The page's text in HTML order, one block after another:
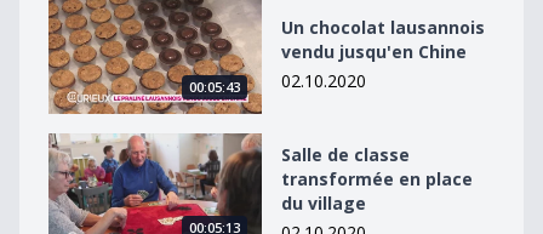
Un chocolat lausannois vendu jusqu&#039;en Chine
00:05:43
Un chocolat lausannois
vendu jusqu'en Chine
02.10.2020
Salle de classe transformée en place du village
00:05:13
Salle de classe
transformée en place
du village